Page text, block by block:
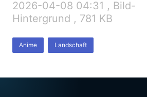
2026-04-08 04:31 , Bild-
Hintergrund , 781 KB
Anime Landschaft